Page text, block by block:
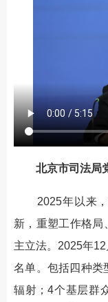
北京市司法局党
2025年以来，
新，重塑工作格局
主立法。2025年
名单。包括四种类
辐射；4个基层群